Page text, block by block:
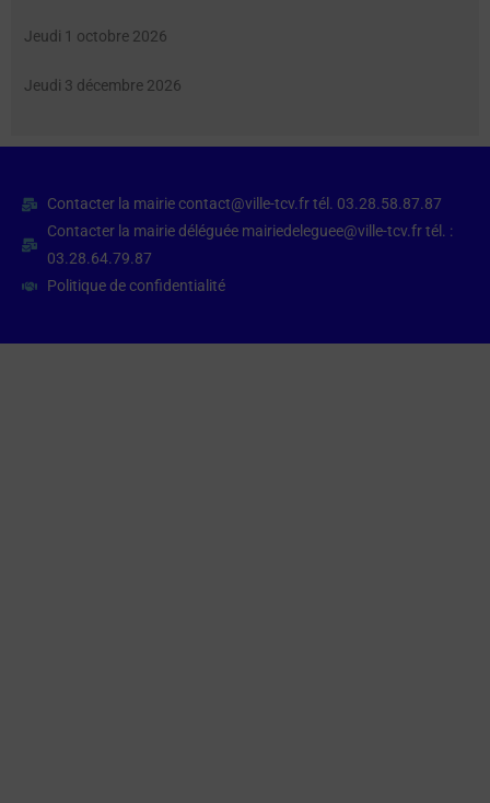
Jeudi 1 octobre 2026
Jeudi 3 décembre 2026
Contacter la mairie contact@ville-tcv.fr tél. 03.28.58.87.87
Contacter la mairie déléguée mairiedeleguee@ville-tcv.fr tél. :
03.28.64.79.87
Politique de confidentialité